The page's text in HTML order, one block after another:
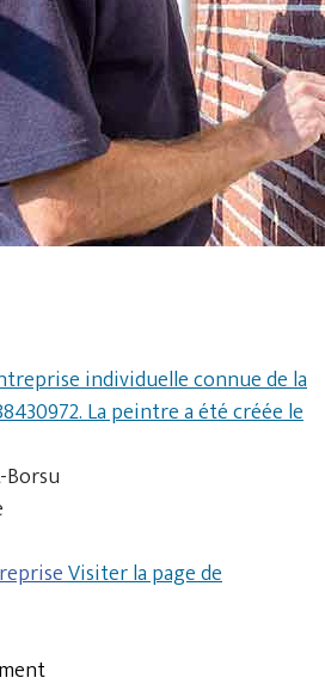
individuelle connue de la
La peintre a été créée le
Visiter la page de